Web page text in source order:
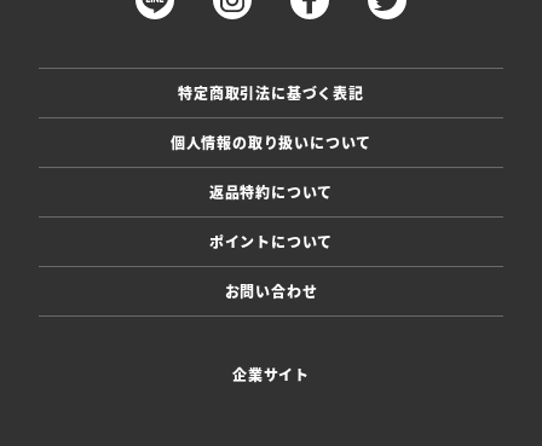
特定商取引法に基づく表記
個人情報の取り扱いについて
返品特約について
ポイントについて
お問い合わせ
企業サイト